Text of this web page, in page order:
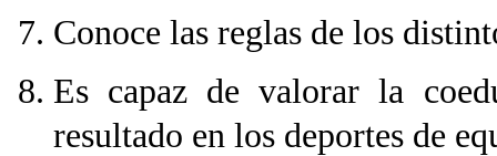
Conoce las reglas de los
Es capaz de valorar la
resultado en los deportes de